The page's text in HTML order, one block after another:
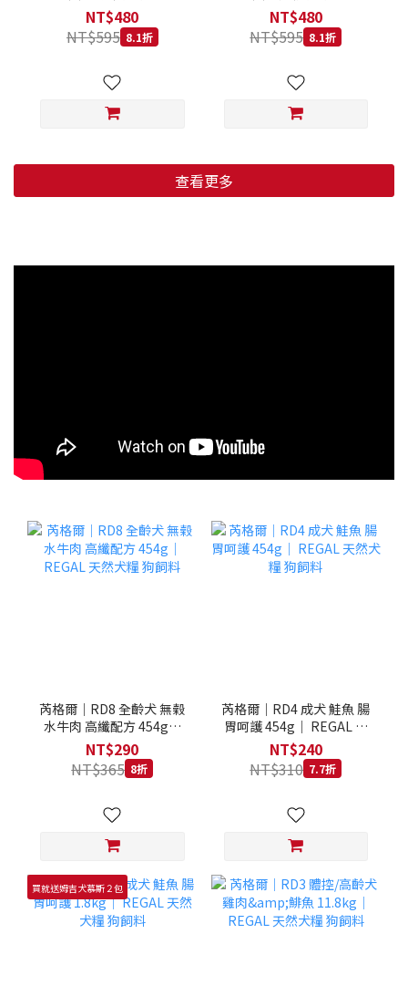
低穀鱈魚甜橙 小顆粒 800G
NT$480
NT$595 8.1折
羊肉藍莓 小顆粒 800G
NT$480
NT$595 8.1折
查看更多
芮格爾｜RD8 全齡犬 無榖
水牛肉 高纖配方 454g｜
REGAL 天然犬糧 狗飼料
NT$290
NT$365 8折
芮格爾｜RD4 成犬 鮭魚 腸
胃呵護 454g｜ REGAL 天
然犬糧 狗飼料
NT$240
NT$310 7.7折
買就送姆吉犬慕斯２包